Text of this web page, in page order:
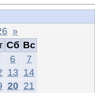
»
Сб Вс
6
7
13 14
20 21